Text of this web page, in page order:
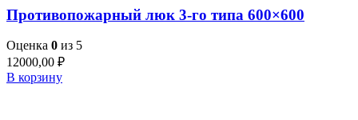
Противопожарный люк 3-го типа 600×600
Оценка 0 из 5
12000,00 ₽
В корзину